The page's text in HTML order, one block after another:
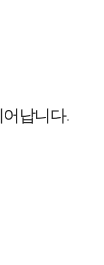
납니다.